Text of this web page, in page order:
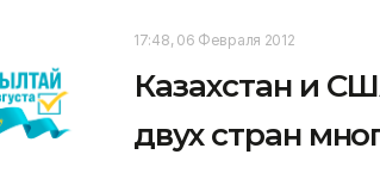
17:48, 06 Февраля 2012
Казахстан и
двух стран